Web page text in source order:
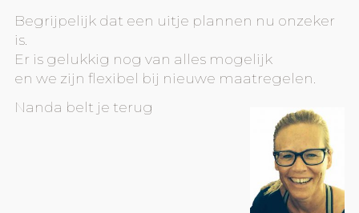
Begrijpelijk dat een uitje plannen nu onzeker
is.
Er is gelukkig nog van alles mogelijk
en we zijn flexibel bij nieuwe maatregelen.
Nanda belt je terug